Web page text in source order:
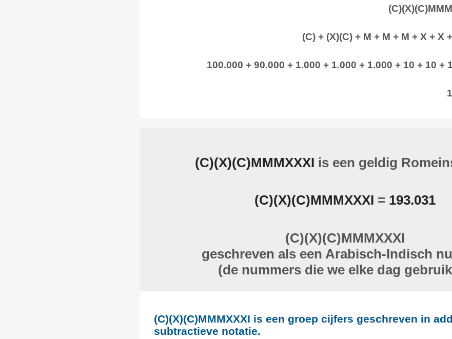
(C) + (X)(C) + M + M + M + X + X
100.000 + 90.000 + 1.000 + 1.000 + 1.000 + 10 + 10 +
(C)(X)(C)MMMXXXI is een geldig
(C)(X)(C)MMMXXXI = 193.031
(C)(X)(C)MMMXXXI
geschreven als een Arabisch-Indisch
(de nummers die we elke dag
(C)(X)(C)MMMXXXI is een groep cijfers geschreven in
subtractieve notatie.